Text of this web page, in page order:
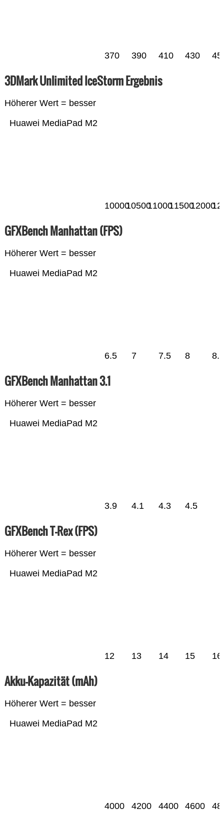
370 390 410 430
3DMark Unlimited IceStorm Ergebnis
Höherer Wert = besser
Huawei MediaPad M2
1000010500110001150012000
GFXBench Manhattan (FPS)
Höherer Wert = besser
Huawei MediaPad M2
6.5 7 7.5 8 8.5
GFXBench Manhattan 3.1
Höherer Wert = besser
Huawei MediaPad M2
3.9 4.1 4.3 4.5
GFXBench T-Rex (FPS)
Höherer Wert = besser
Huawei MediaPad M2
12 13 14 15 16
Akku-Kapazität (mAh)
Höherer Wert = besser
Huawei MediaPad M2
4000 4200 4400 4600